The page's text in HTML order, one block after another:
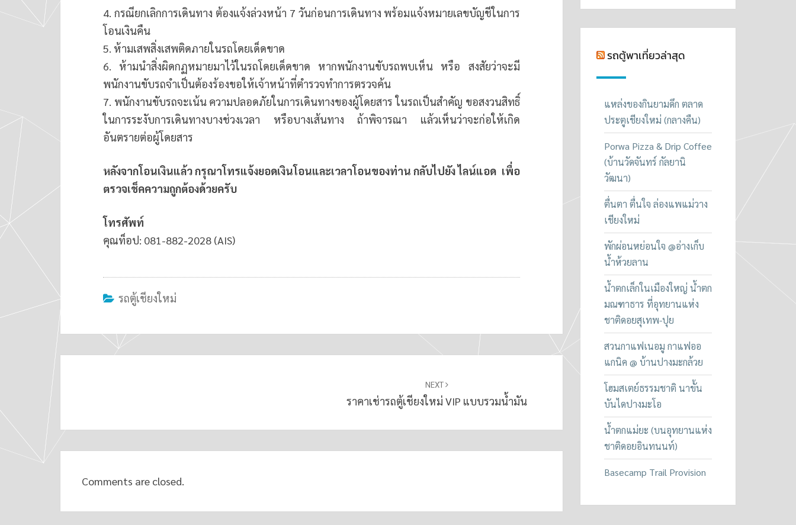
4. กรณียกเลิกการเดินทาง ต้องแจ้งล่วงหน้า 7 วันก่อนการเดินทาง พร้อมแจ้งหมายเลขบัญชีในการ
โอนเงินคืน
5. ห้ามเสพสิ่งเสพติดภายในรถโดยเด็ดขาด
6. ห้ามนำสิ่งผิดกฏหมายมาไว้ในรถโดยเด็ดขาด หากพนักงานขับรถพบเห็น หรือ สงสัยว่าจะมี
พนักงานขับรถจำเป็นต้องร้องขอให้เจ้าหน้าที่ตำรวจทำการตรวจค้น
7. พนักงานขับรถจะเน้น ความปลอดภัยในการเดินทางของผู้โดยสาร ในรถเป็นสำคัญ ขอสงวนสิทธิ์
ในการระงับการเดินทางบางช่วงเวลา หรือบางเส้นทาง ถ้าพิจารณา แล้วเห็นว่าจะก่อให้เกิด
อันตรายต่อผู้โดยสาร
หลังจากโอนเงินแล้ว กรุณาโทรแจ้งยอดเงินโอนและเวลาโอนของท่าน กลับไปยังไลน์แอด เพื่อ
ตรวจเช็คความถูกต้องด้วยครับ
โทรศัพท์
คุณท็อป: 081-882-2028 (AIS)
รถตู้เชียงใหม่
NEXT
ราคาเช่ารถตู้เชียงใหม่ VIP แบบรวมน้ำมัน
Comments are closed.
รถตู้พาเที่ยวล่าสุด
แหล่งของกินยามดึก ตลาด
ประตูเชียงใหม่ (กลางคืน)
Porwa Pizza & Drip Coffee
(บ้านวัดจันทร์ กัลยานิ
วัฒนา)
ตื่นตา ตื่นใจ ล่องแพแม่วาง
เชียงใหม่
พักผ่อนหย่อนใจ @อ่างเก็บ
น้ำห้วยลาน
น้ำตกเล็กในเมืองใหญ่ น้ำตก
มณฑาธาร ที่อุทยานแห่ง
ชาติดอยสุเทพ-ปุย
สวนกาแฟเนอมู กาแฟออ
แกนิค @ บ้านปางมะกล้วย
โฮมสเตย์ธรรมชาติ นาขั้น
บันไดปางมะโอ
น้ำตกแม่ยะ (บนอุทยานแห่ง
ชาติดอยอินทนนท์)
Basecamp Trail Provision